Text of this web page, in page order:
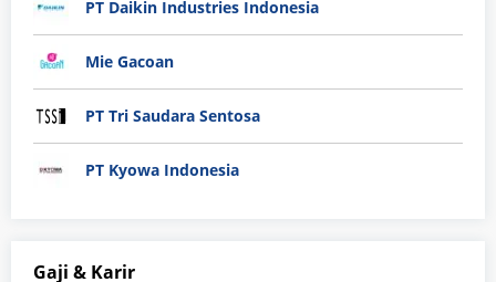
PT Daikin Industries Indonesia
Mie Gacoan
PT Tri Saudara Sentosa
PT Kyowa Indonesia
Gaji & Karir